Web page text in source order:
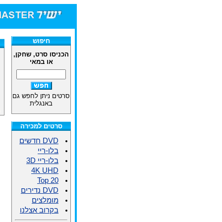
חיפוש
הכניסו סרט, שחקן,
או במאי
סרטים ניתן לחפש גם
באנגלית
סרטים למכירה
DVD חדשים
בלו-ריי
בלו-ריי 3D
4K UHD
Top 20
DVD נדירים
מומלצים
בקרוב אצלנו